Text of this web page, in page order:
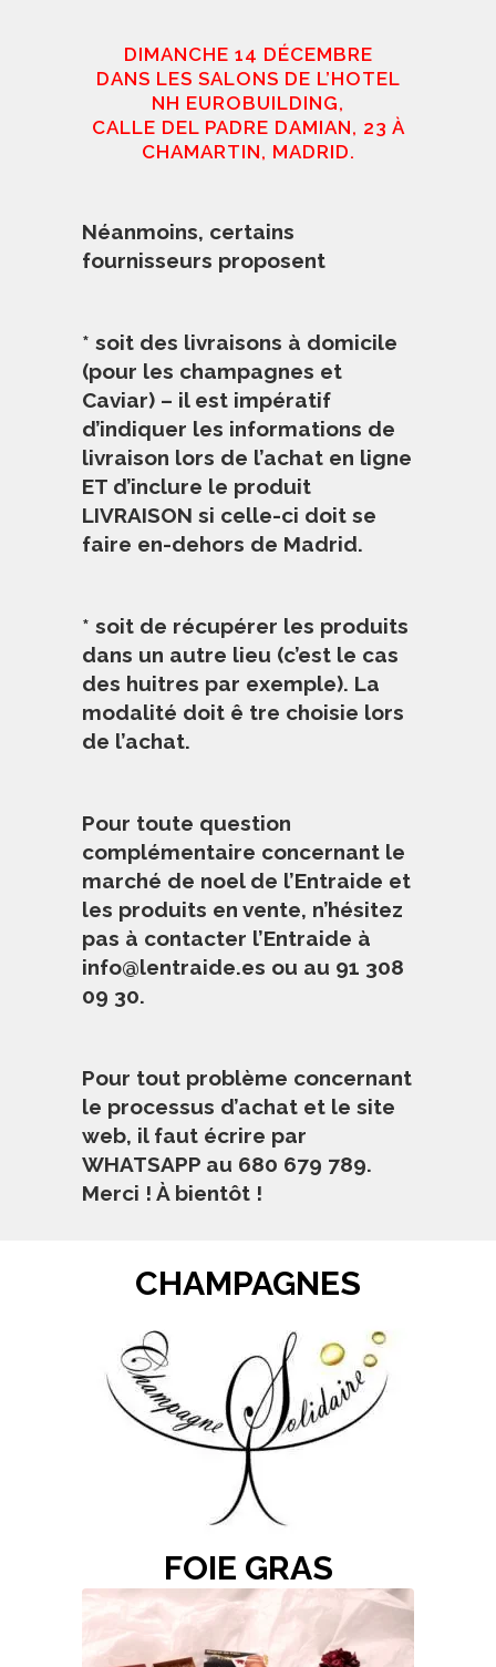
DIMANCHE 14 DÉCEMBRE
DANS LES SALONS DE L’HOTEL
NH EUROBUILDING,
CALLE DEL PADRE DAMIAN, 23 À
CHAMARTIN, MADRID.
Néanmoins, certains
fournisseurs proposent
* soit des livraisons à domicile
(pour les champagnes et
Caviar) – il est impératif
d’indiquer les informations de
livraison lors de l’achat en ligne
ET d’inclure le produit
LIVRAISON si celle-ci doit se
faire en-dehors de Madrid.
* soit de récupérer les produits
dans un autre lieu (c’est le cas
des huitres par exemple). La
modalité doit ê tre choisie lors
de l’achat.
Pour toute question
complémentaire concernant le
marché de noel de l’Entraide et
les produits en vente, n’hésitez
pas à contacter l’Entraide à
info@lentraide.es ou au 91 308
09 30.
Pour tout problème concernant
le processus d’achat et le site
web, il faut écrire par
WHATSAPP au 680 679 789.
Merci ! À bientôt !
CHAMPAGNES
FOIE GRAS